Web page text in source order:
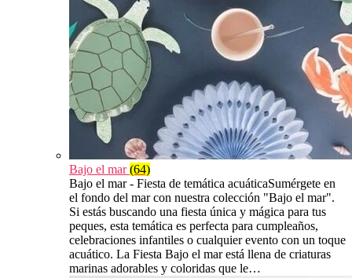
Bajo el mar(64)
Bajo el mar - Fiesta de temática acuáticaSumérgete en
el fondo del mar con nuestra colección "Bajo el mar".
Si estás buscando una fiesta única y mágica para tus
peques, esta temática es perfecta para cumpleaños,
celebraciones infantiles o cualquier evento con un toque
acuático. La Fiesta Bajo el mar está llena de criaturas
marinas adorables y coloridas que le…